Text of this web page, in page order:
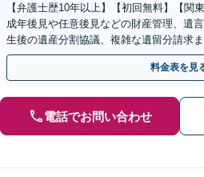
【弁護士歴10年以上】【初回無料】【関
成年後見や任意後見などの財産管理、遺
生後の遺産分割協議、複雑な遺留分請求
との連携力を活かした最適解の追求【
料金表を見
電話でお問い合わせ